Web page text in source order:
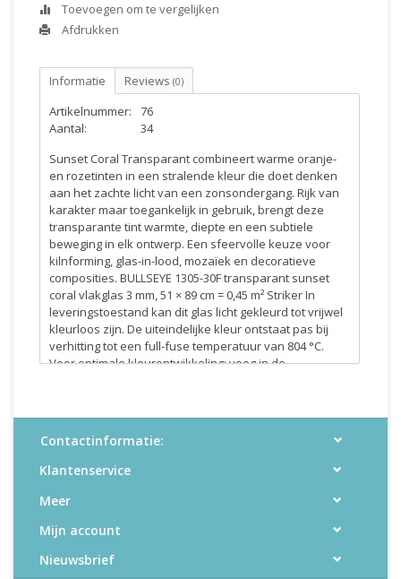
Toevoegen om te vergelijken
Afdrukken
Informatie Reviews (0)
Artikelnummer:
76
Aantal:
34
Sunset Coral Transparant combineert warme oranje-
en rozetinten in een stralende kleur die doet denken
aan het zachte licht van een zonsondergang. Rijk van
karakter maar toegankelijk in gebruik, brengt deze
transparante tint warmte, diepte en een subtiele
beweging in elk ontwerp. Een sfeervolle keuze voor
kilnforming, glas-in-lood, mozaïek en decoratieve
composities. BULLSEYE 1305-30F transparant sunset
coral vlakglas 3 mm, 51 × 89 cm = 0,45 m² Striker In
leveringstoestand kan dit glas licht gekleurd tot vrijwel
kleurloos zijn. De uiteindelijke kleur ontstaat pas bij
verhitting tot een full-fuse temperatuur van 804 °C.
Voor optimale kleurontwikkeling: voeg in de
de eigenschappen van de actuele productiebatch.
Bullseye artikelnummer: 001305-0030-F-FULL
Contactinformatie:
Klantenservice
Meer
Mijn account
Nieuwsbrief